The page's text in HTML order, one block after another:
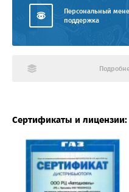
Персональный
поддержка
Сертификаты и лицензии: